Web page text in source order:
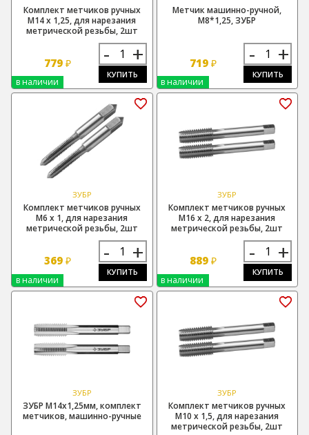
Комплект метчиков ручных
М14 х 1,25, для нарезания
метрической резьбы, 2шт
779₽ - +
КУПИТЬ
в наличии
Метчик машинно-ручной,
М8*1,25, ЗУБР
719 ₽ - +
КУПИТЬ
в наличии
ЗУБР
Комплект метчиков ручных
М6 х 1, для нарезания
метрической резьбы, 2шт
369₽ - +
КУПИТЬ
в наличии
ЗУБР
Комплект метчиков ручных
М16 х 2, для нарезания
метрической резьбы, 2шт
889 ₽ - +
КУПИТЬ
в наличии
ЗУБР
ЗУБР М14х1,25мм, комплект
метчиков, машинно-ручные
ЗУБР
Комплект метчиков ручных
М10 х 1,5, для нарезания
метрической резьбы, 2шт